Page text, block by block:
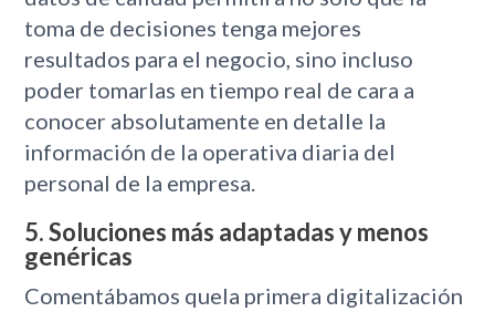
toma de decisiones tenga mejores
resultados para el negocio, sino incluso
poder tomarlas en tiempo real de cara a
conocer absolutamente en detalle la
información de la operativa diaria del
personal de la empresa.
5. Soluciones más adaptadas y menos
genéricas
Comentábamos quela primera digitalización